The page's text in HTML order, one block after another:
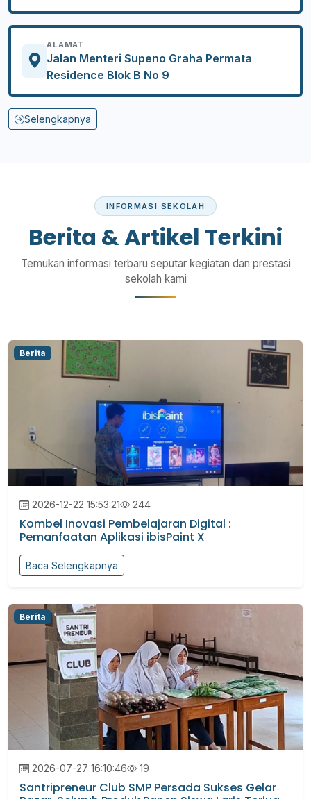
ALAMAT
Jalan Menteri Supeno Graha Permata
Residence Blok B No 9
Selengkapnya
INFORMASI SEKOLAH
Berita & Artikel Terkini
Temukan informasi terbaru seputar kegiatan dan prestasi
sekolah kami
Berita
2026-12-22 15:53:21 244
Kombel Inovasi Pembelajaran Digital :
Pemanfaatan Aplikasi ibisPaint X
Baca Selengkapnya
Berita
2026-07-27 16:10:46 19
Santripreneur Club SMP Persada Sukses Gelar